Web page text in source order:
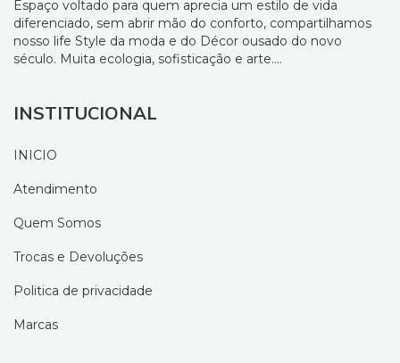
Espaço voltado para quem aprecia um estilo de vida
diferenciado, sem abrir mão do conforto, compartilhamos
nosso life Style da moda e do Décor ousado do novo
século. Muita ecologia, sofisticação e arte....
INSTITUCIONAL
INICIO
Atendimento
Quem Somos
Trocas e Devoluções
Politica de privacidade
Marcas